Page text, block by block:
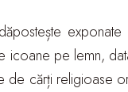
icoane pe lemn,
cărți religioase